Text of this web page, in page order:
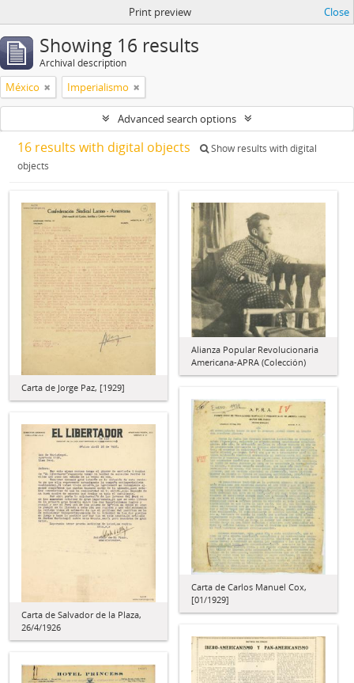
Print preview Close
Showing 16 results
Archival description
México Imperialismo
Advanced search options
16 results with digital objects
Show results with digital
objects
Carta de Jorge Paz, [1929]
Alianza Popular Revolucionaria
Americana-APRA (Colección)
Carta de Carlos Manuel Cox,
[01/1929]
Carta de Salvador de la Plaza,
26/4/1926